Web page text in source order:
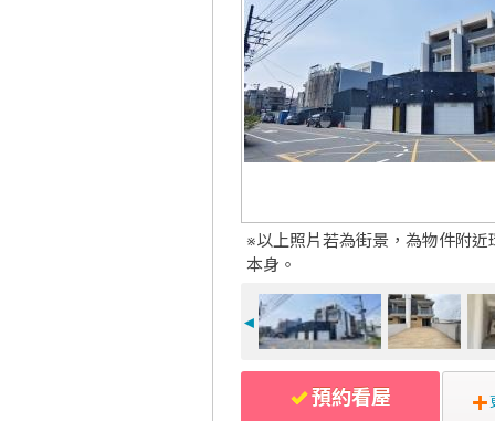
※以上照片若為街景，為物件附近
本身。
◄
預約看屋